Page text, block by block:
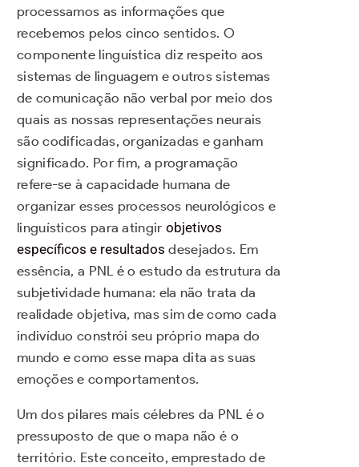
processamos as informações que
recebemos pelos cinco sentidos. O
componente linguística diz respeito aos
sistemas de linguagem e outros sistemas
de comunicação não verbal por meio dos
quais as nossas representações neurais
são codificadas, organizadas e ganham
significado. Por fim, a programação
refere-se à capacidade humana de
organizar esses processos neurológicos e
linguísticos para atingir objetivos
específicos e resultados desejados. Em
essência, a PNL é o estudo da estrutura da
subjetividade humana: ela não trata da
realidade objetiva, mas sim de como cada
indivíduo constrói seu próprio mapa do
mundo e como esse mapa dita as suas
emoções e comportamentos.
Um dos pilares mais célebres da PNL é o
pressuposto de que o mapa não é o
território. Este conceito, emprestado de